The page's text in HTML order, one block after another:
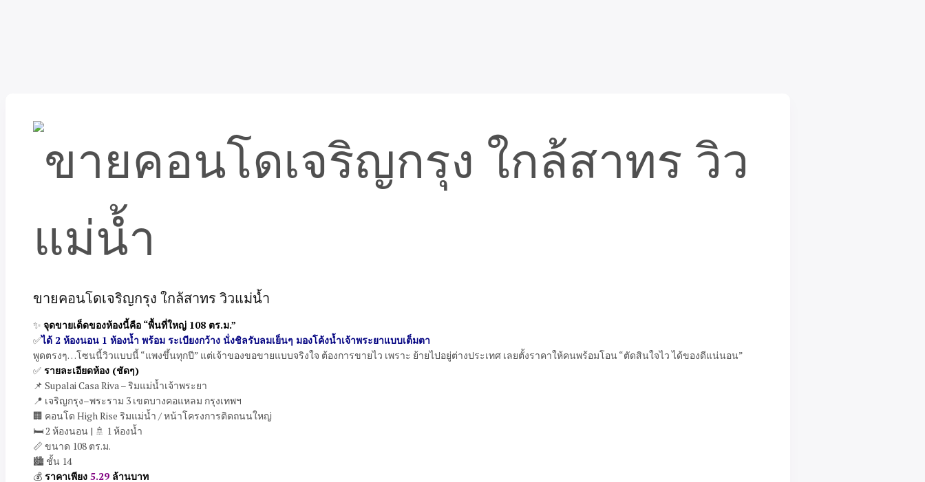
ขายคอนโดเจริญกรุง ใกล้สาทร วิวแม่น้ำ
✨ จุดขายเด็ดของห้องนี้คือ “พื้นที่ใหญ่ 108 ตร.ม.”
✅ได้ 2 ห้องนอน 1 ห้องน้ำ พร้อม ระเบียงกว้าง นั่งชิลรับลมเย็นๆ มองโค้งน้ำเจ้าพระยาแบบเต็มตา
พูดตรงๆ…โซนนี้วิวแบบนี้ “แพงขึ้นทุกปี” แต่เจ้าของขอขายแบบจริงใจ ต้องการขายไว เพราะ ย้ายไปอยู่ต่างประเทศ เลยตั้งราคาให้คนพร้อมโอน “ตัดสินใจไว ได้ของดีแน่นอน”
✅ รายละเอียดห้อง (ชัดๆ)
📌 Supalai Casa Riva – ริมแม่น้ำเจ้าพระยา
📍 เจริญกรุง–พระราม 3 เขตบางคอแหลม กรุงเทพฯ
🏢 คอนโด High Rise ริมแม่น้ำ / หน้าโครงการติดถนนใหญ่
🛏 2 ห้องนอน | 🚿 1 ห้องน้ำ
📏 ขนาด 108 ตร.ม.
🏙 ชั้น 14
💰 ราคาเพียง 5.29 ล้านบาท